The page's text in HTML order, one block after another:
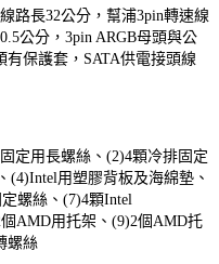
路長32公分，幫浦3pin轉速線
公分，3pin ARGB母頭與公
有保護套，SATA供電接頭線
定用長螺絲、(2)4顆冷排固定
(4)Intel用塑膠背板及海綿墊、
螺絲、(7)4顆Intel
AMD用托架、(9)2個AMD托
螺絲